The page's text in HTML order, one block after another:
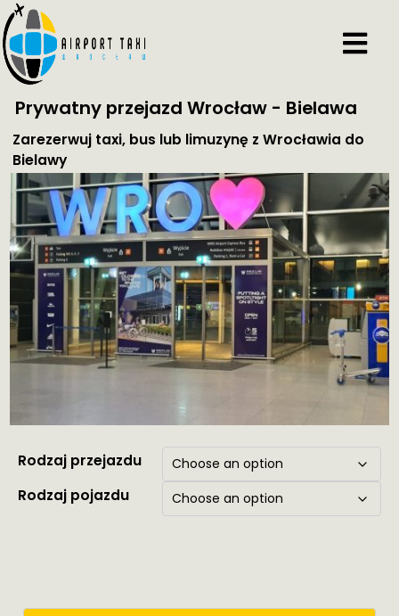
Prywatny przejazd Wrocław - Bielawa
Zarezerwuj taxi, bus lub limuzynę z Wrocławia do
Bielawy
Rodzaj przejazdu
Rodzaj pojazdu